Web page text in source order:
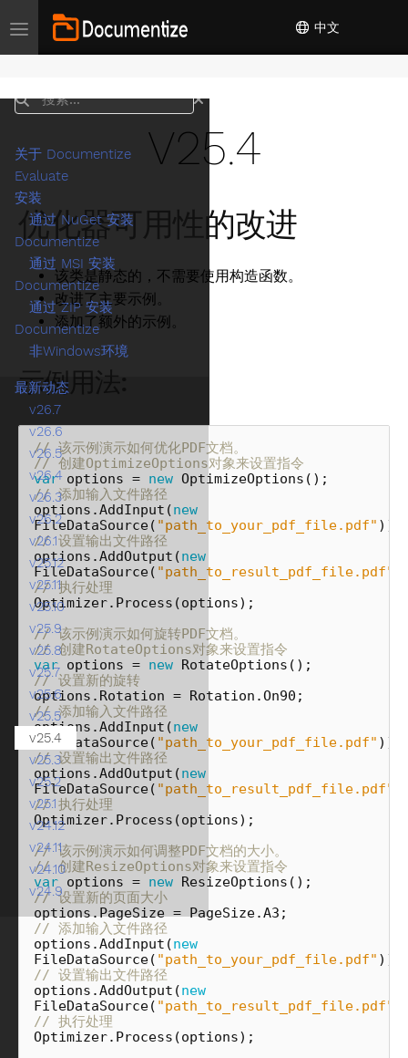
Toggle navigation 中文
V25.4
优化器可用性的改进
该类是静态的，不需要使用构造函数。
改进了主要示例。
添加了额外的示例。
示例用法:
// 该示例演示如何优化PDF文档。
// 创建OptimizeOptions对象来设置指令
var options = new OptimizeOptions ();
// 添加输入文件路径
options .AddInput (new
FileDataSource( "path_to_your_pdf_file.pdf" ));
// 设置输出文件路径
options .AddOutput (new
FileDataSource( "path_to_result_pdf_file.pdf"
// 执行处理
Optimizer. Process (options);
// 该示例演示如何旋转PDF文档。
// 创建RotateOptions对象来设置指令
var options = new RotateOptions ();
// 设置新的旋转
options . Rotation = Rotation .On90 ;
// 添加输入文件路径
options .AddInput (new
FileDataSource( "path_to_your_pdf_file.pdf" ));
// 设置输出文件路径
options .AddOutput (new
FileDataSource( "path_to_result_pdf_file.pdf"
// 执行处理
Optimizer. Process (options);
// 该示例演示如何调整PDF文档的大小。
// 创建ResizeOptions对象来设置指令
var options = new ResizeOptions ();
// 设置新的页面大小
options . PageSize = PageSize.A3 ;
// 添加输入文件路径
options .AddInput (new
FileDataSource( "path_to_your_pdf_file.pdf" ));
// 设置输出文件路径
options .AddOutput (new
FileDataSource( "path_to_result_pdf_file.pdf"
// 执行处理
Optimizer. Process (options);
搜索
关于 Documentize
Evaluate
安装
通过 NuGet 安装
Documentize
通过 MSI 安装
Documentize
通过 ZIP 安装
Documentize
非Windows环境
最新动态
v26.7
v26.6
v26.5
v26.4
v26.3
v26.2
v26.1
v25.12
v25.11
v25.10
v25.9
v25.8
v25.7
v25.6
v25.5
v25.4
v25.3
v25.2
v25.1
v24.12
v24.11
v24.10
v24.9